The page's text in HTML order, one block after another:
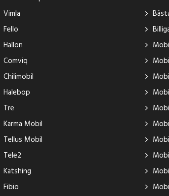
Vimla
Fello
Hallon
Comviq
Chilimobil
Halebop
Tre
Karma Mobil
Tellus Mobil
Tele2
Katshing
Fibio